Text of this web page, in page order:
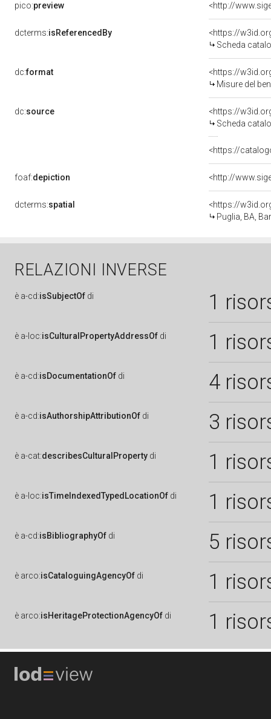
pico:preview
dcterms:isReferencedBy
<https://
Scheda
dc:format
<https://
Misure del
dc:source
<https://
Scheda
<https://
foaf:depiction
dcterms:spatial
<https://
Puglia, BA,
RELAZIONI INVERSE
è a-cd:isSubjectOf di 1
è a-loc:isCulturalPropertyAddressOf di 1
è a-cd:isDocumentationOf di 4
è a-cd:isAuthorshipAttributionOf di 3
è a-cat:describesCulturalProperty di 1
è a-loc:isTimeIndexedTypedLocationOf di 1
è a-cd:isBibliographyOf di 5
è arco:isCataloguingAgencyOf di 1
è arco:isHeritageProtectionAgencyOf di 1